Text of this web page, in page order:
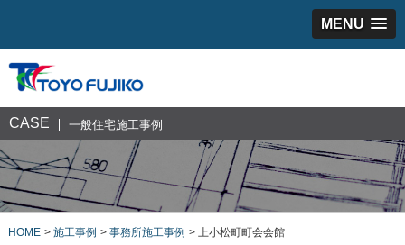
MENU
CASE 一般住宅施工事例
HOME 施工事例 事務所施工事例 上小松町町会会館